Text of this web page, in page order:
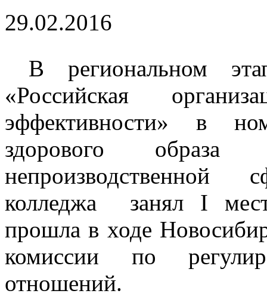
29.02.2016
В региональном
«Российская
эффективности» в
здорового
колледжа занял I
прошла в ходе
комиссии по
отношений.